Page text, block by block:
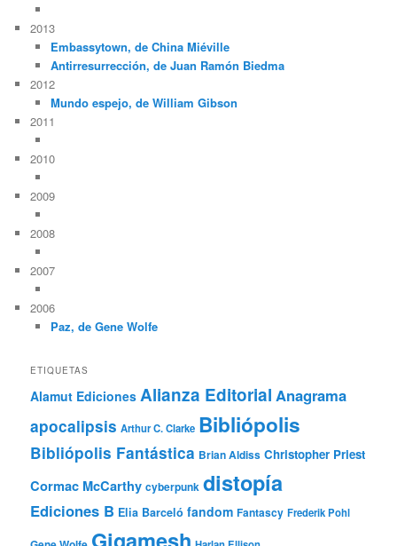
2013
Embassytown, de China Miéville
Antirresurrección, de Juan Ramón Biedma
2012
Mundo espejo, de William Gibson
2011
2010
2009
2008
2007
2006
Paz, de Gene Wolfe
ETIQUETAS
Alamut Ediciones Alianza Editorial Anagrama
apocalipsis Arthur C. Clarke Bibliópolis
Bibliópolis Fantástica Brian Aldiss Christopher Priest
Cormac McCarthy cyberpunk distopía
Ediciones B Elia Barceló fandom Fantascy Frederik Pohl